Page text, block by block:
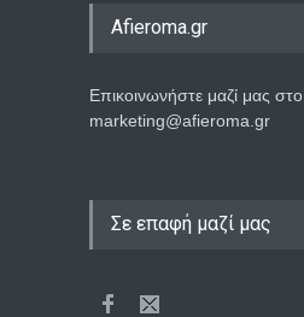
Afieroma.gr
Επικοινωνήστε μαζί μας στο
marketing@afieroma.gr
Σε επαφή μαζί μας